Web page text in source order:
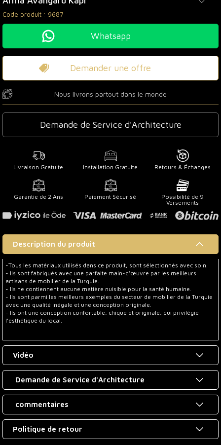
Code produit : 9687
Whatsapp
Demander une offre
Nous livrons partout dans le monde
Demande de Service d'Architecture
Livraison Gratuite Installation Gratuite Retours & Échanges
Garantie de 2 Ans Paiement Sécurisé
Possibilité de 9
Versements
Description du produit
-Tous les matériaux utilisés dans ce produit, sont sélectionnés avec soin.
- Ils sont fabriqués avec une parfaite main-d’œuvre par les meilleurs
artisans de mobilier de la Turquie.
- Ils ne contiennent aucune matière nuisible pour la santé humaine.
- Ils sont parmi les meilleurs exemples du secteur de mobilier de la Turquie
avec une qualité inégale et une conception originale.
- Ils ont une conception confortable, chique et originale, qui privilégie
l’esthétique du local.
Vidéo
Demande de Service d'Architecture
commentaires
Politique de retour